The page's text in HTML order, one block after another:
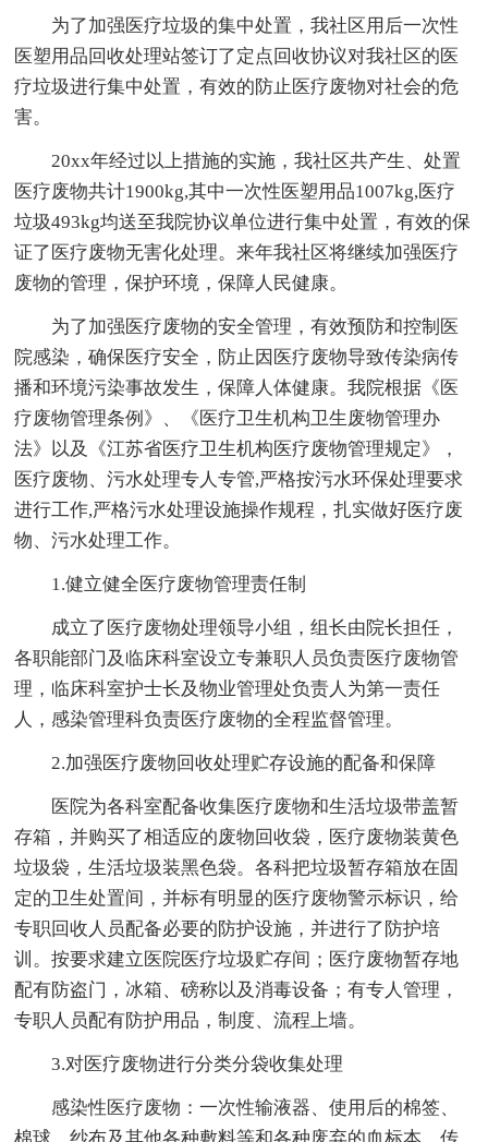
为了加强医疗垃圾的集中处置，我社区用后一次性
医塑用品回收处理站签订了定点回收协议对我社区的医
疗垃圾进行集中处置，有效的防止医疗废物对社会的危
害。
20xx年经过以上措施的实施，我社区共产生、处置
医疗废物共计1900kg,其中一次性医塑用品1007kg,医疗
垃圾493kg均送至我院协议单位进行集中处置，有效的保
证了医疗废物无害化处理。来年我社区将继续加强医疗
废物的管理，保护环境，保障人民健康。
为了加强医疗废物的安全管理，有效预防和控制医
院感染，确保医疗安全，防止因医疗废物导致传染病传
播和环境污染事故发生，保障人体健康。我院根据《医
疗废物管理条例》、《医疗卫生机构卫生废物管理办
法》以及《江苏省医疗卫生机构医疗废物管理规定》，
医疗废物、污水处理专人专管,严格按污水环保处理要求
进行工作,严格污水处理设施操作规程，扎实做好医疗废
物、污水处理工作。
1.健立健全医疗废物管理责任制
成立了医疗废物处理领导小组，组长由院长担任，
各职能部门及临床科室设立专兼职人员负责医疗废物管
理，临床科室护士长及物业管理处负责人为第一责任
人，感染管理科负责医疗废物的全程监督管理。
2.加强医疗废物回收处理贮存设施的配备和保障
医院为各科室配备收集医疗废物和生活垃圾带盖暂
存箱，并购买了相适应的废物回收袋，医疗废物装黄色
垃圾袋，生活垃圾装黑色袋。各科把垃圾暂存箱放在固
定的卫生处置间，并标有明显的医疗废物警示标识，给
专职回收人员配备必要的防护设施，并进行了防护培
训。按要求建立医院医疗垃圾贮存间；医疗废物暂存地
配有防盗门，冰箱、磅称以及消毒设备；有专人管理，
专职人员配有防护用品，制度、流程上墙。
3.对医疗废物进行分类分袋收集处理
感染性医疗废物：一次性输液器、使用后的棉签、